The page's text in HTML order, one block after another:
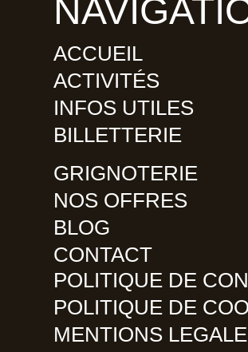
ACCUEIL
ACTIVITÉS
INFOS UTILES
BILLETTERIE
GRIGNOTERIE
NOS OFFRES
BLOG
CONTACT
POLITIQUE DE
POLITIQUE DE
MENTIONS